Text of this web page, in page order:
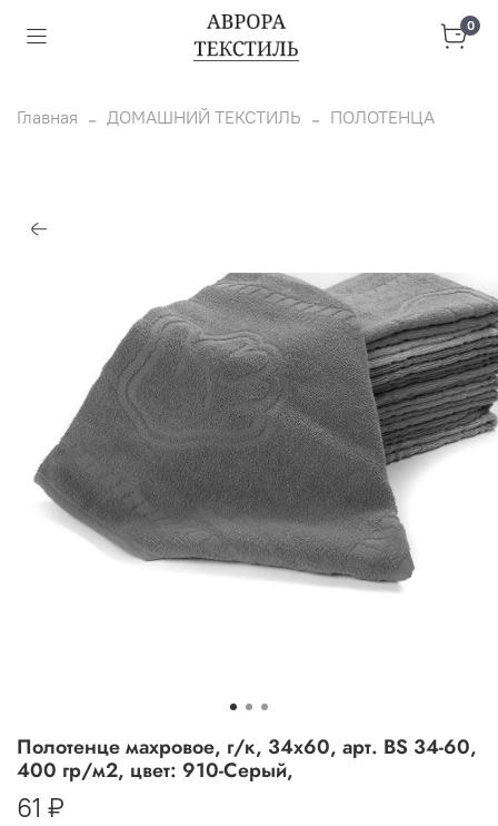
0
Главная ДОМАШНИЙ ТЕКСТИЛЬ ПОЛОТЕНЦА
Полотенце махровое, г/к, 34х60, арт. BS 34-60,
400 гр/м2, цвет: 910-Серый,
61 ₽